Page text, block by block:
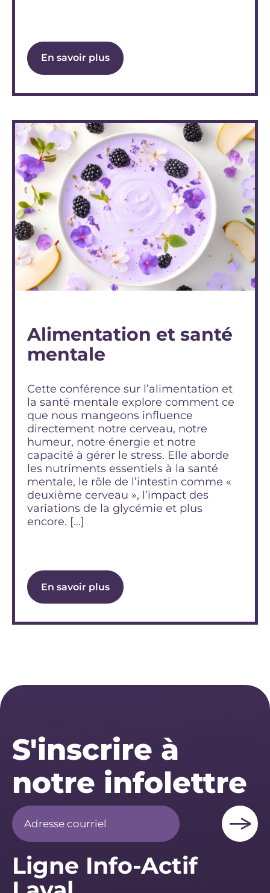
En savoir plus
Alimentation et santé
mentale
Cette conférence sur l’alimentation et
la santé mentale explore comment ce
que nous mangeons influence
directement notre cerveau, notre
humeur, notre énergie et notre
capacité à gérer le stress. Elle aborde
les nutriments essentiels à la santé
mentale, le rôle de l’intestin comme «
deuxième cerveau », l’impact des
variations de la glycémie et plus
encore. […]
En savoir plus
S'inscrire à
notre infolettre
Ligne Info-Actif